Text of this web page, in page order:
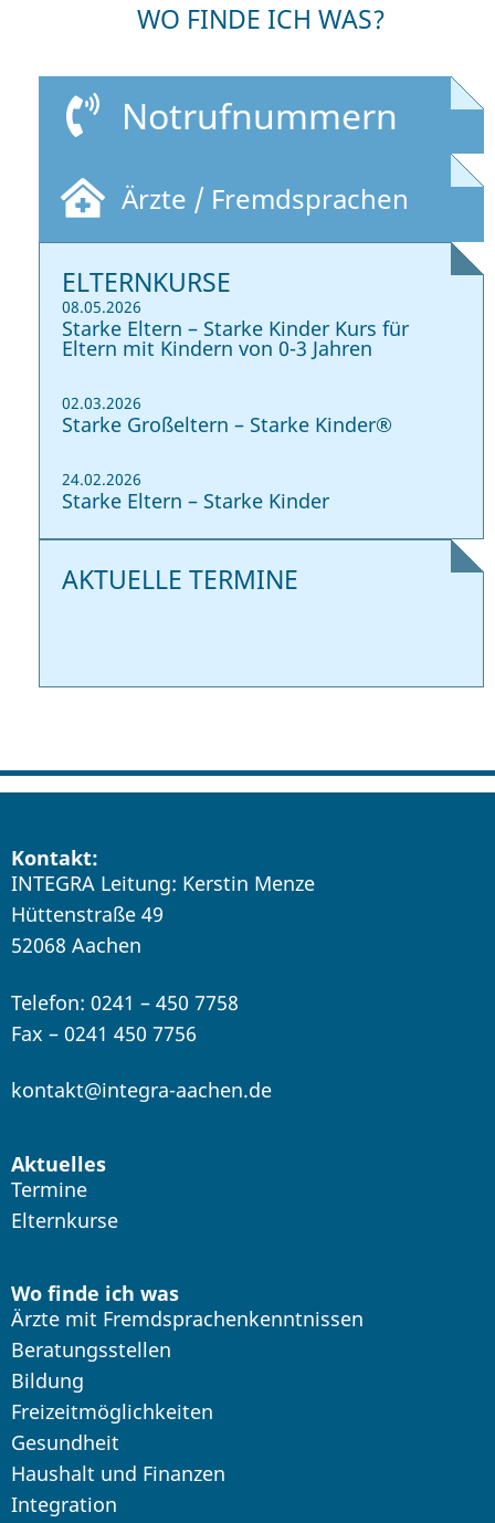
WO FINDE ICH WAS?
Notrufnummern
Ärzte / Fremdsprachen
ELTERNKURSE
08.05.2026
Starke Eltern – Starke Kinder Kurs für
Eltern mit Kindern von 0-3 Jahren
02.03.2026
Starke Großeltern – Starke Kinder®
24.02.2026
Starke Eltern – Starke Kinder
AKTUELLE TERMINE
Kontakt:
INTEGRA Leitung: Kerstin Menze
Hüttenstraße 49
52068 Aachen
Telefon: 0241 – 450 7758
Fax – 0241 450 7756
kontakt@integra-aachen.de
Aktuelles
Termine
Elternkurse
Wo finde ich was
Ärzte mit Fremdsprachenkenntnissen
Beratungsstellen
Bildung
Freizeitmöglichkeiten
Gesundheit
Haushalt und Finanzen
Integration